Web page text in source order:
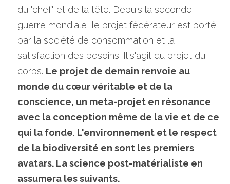
du "chef" et de la tête. Depuis la seconde
guerre mondiale, le projet fédérateur est porté
par la société de consommation et la
satisfaction des besoins. Il s'agit du projet du
corps. Le projet de demain renvoie au
monde du cœur véritable et de la
conscience, un meta-projet en résonance
avec la conception même de la vie et de ce
qui la fonde. L'environnement et le respect
de la biodiversité en sont les premiers
avatars. La science post-matérialiste en
assumera les suivants.